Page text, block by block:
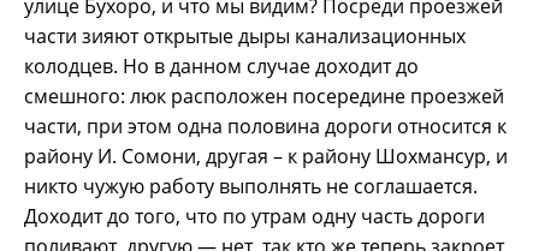
улице Бухоро, и что мы видим? Посреди проезжей
части зияют открытые дыры канализационных
колодцев. Но в данном случае доходит до
смешного: люк расположен посередине проезжей
части, при этом одна половина дороги относится к
району И. Сомони, другая – к району Шохмансур, и
никто чужую работу выполнять не соглашается.
Доходит до того, что по утрам одну часть дороги